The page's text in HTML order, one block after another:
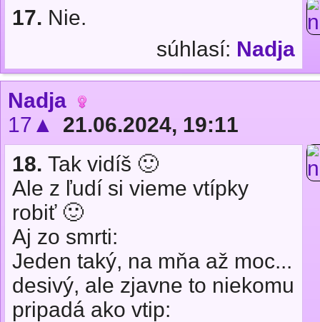
17. Nie.
súhlasí: Nadja
Nadja
17▲
21.06.2024, 19:11
18. Tak vidíš 🙂
Ale z ľudí si vieme vtípky
robiť 🙂
Aj zo smrti:
Jeden taký, na mňa až moc...
desivý, ale zjavne to niekomu
pripadá ako vtip: